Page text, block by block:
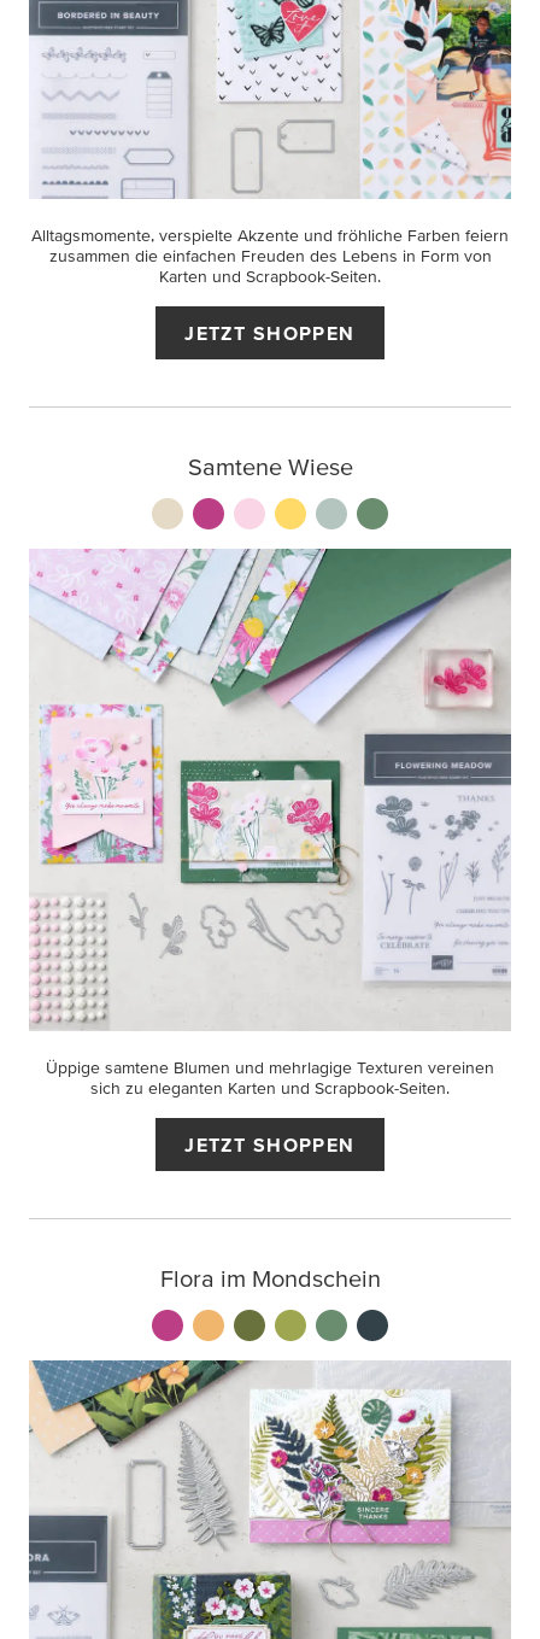
Alltagsmomente, verspielte Akzente und fröhliche Farben feiern
zusammen die einfachen Freuden des Lebens in Form von
Karten und Scrapbook-Seiten.
JETZT SHOPPEN
Samtene Wiese
Üppige samtene Blumen und mehrlagige Texturen vereinen
sich zu eleganten Karten und Scrapbook-Seiten.
JETZT SHOPPEN
Flora im Mondschein